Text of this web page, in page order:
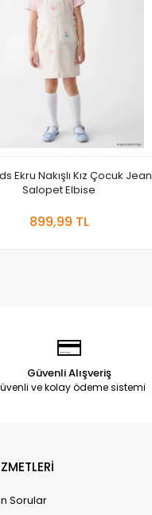
Ekru Nakışlı Kız Çocuk Jean
Salopet Elbise
899,99 TL
Güvenli Alışveriş
ve kolay ödeme sistemi
Sorular